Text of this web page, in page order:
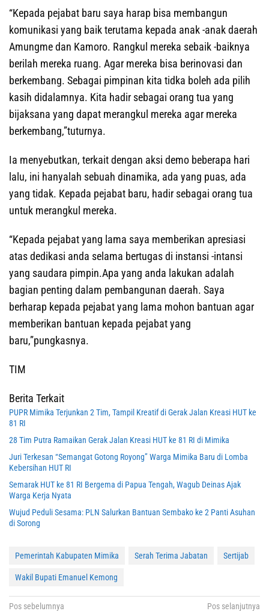
“Kepada pejabat baru saya harap bisa membangun
komunikasi yang baik terutama kepada anak -anak daerah
Amungme dan Kamoro. Rangkul mereka sebaik -baiknya
berilah mereka ruang. Agar mereka bisa berinovasi dan
berkembang. Sebagai pimpinan kita tidka boleh ada pilih
kasih didalamnya. Kita hadir sebagai orang tua yang
bijaksana yang dapat merangkul mereka agar mereka
berkembang,”tuturnya.
Ia menyebutkan, terkait dengan aksi demo beberapa hari
lalu, ini hanyalah sebuah dinamika, ada yang puas, ada
yang tidak. Kepada pejabat baru, hadir sebagai orang tua
untuk merangkul mereka.
“Kepada pejabat yang lama saya memberikan apresiasi
atas dedikasi anda selama bertugas di instansi -intansi
yang saudara pimpin.Apa yang anda lakukan adalah
bagian penting dalam pembangunan daerah. Saya
berharap kepada pejabat yang lama mohon bantuan agar
memberikan bantuan kepada pejabat yang
baru,”pungkasnya.
TIM
Berita Terkait
PUPR Mimika Terjunkan 2 Tim, Tampil Kreatif di Gerak Jalan Kreasi HUT ke
81 RI
28 Tim Putra Ramaikan Gerak Jalan Kreasi HUT ke 81 RI di Mimika
Juri Terkesan “Semangat Gotong Royong” Warga Mimika Baru di Lomba
Kebersihan HUT RI
Semarak HUT ke 81 RI Bergema di Papua Tengah, Wagub Deinas Ajak
Warga Kerja Nyata
Wujud Peduli Sesama: PLN Salurkan Bantuan Sembako ke 2 Panti Asuhan
di Sorong
Pemerintah Kabupaten Mimika Serah Terima Jabatan Sertijab
Wakil Bupati Emanuel Kemong
Navigasi
Pos sebelumnya Pos selanjutnya